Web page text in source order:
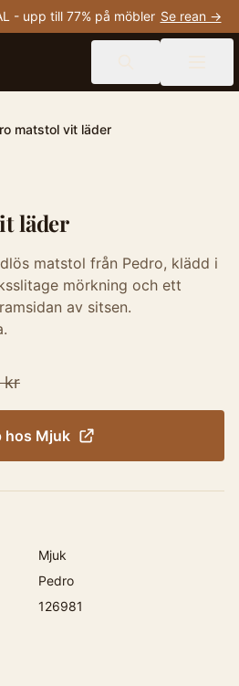
- upp till 77% på möbler Se rean →
matstol vit läder
läder
matstol från Pedro, klädd i
mörkning och ett
av sitsen.
kr
hos Mjuk
Mjuk
Pedro
126981